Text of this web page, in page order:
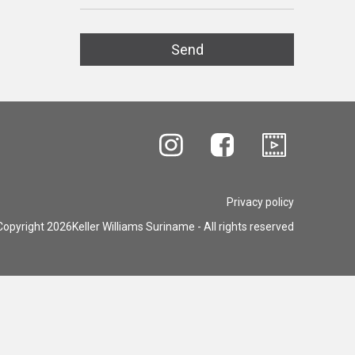
Privacy policy
2026Keller Williams Suriname - All rights reserved